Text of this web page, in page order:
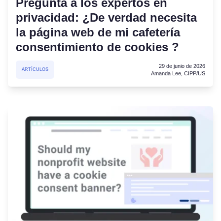
Pregunta a los expertos en
privacidad: ¿De verdad necesita
la página web de mi cafetería
consentimiento de cookies ?
ARTÍCULOS
29 de junio de 2026
Amanda Lee, CIPP/US